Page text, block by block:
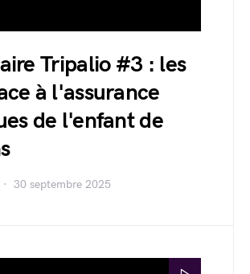
Tripalio #3 : les
à l'assurance
de l'enfant de
30 septembre 2025